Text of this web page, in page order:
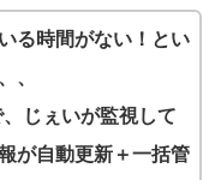
る時間がない！とい
、
じぇいが監視して
が自動更新＋一括管